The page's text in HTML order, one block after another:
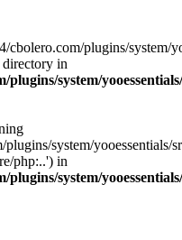
plugins/system/
in
system/
system/yooessentials/
php:..') in
system/